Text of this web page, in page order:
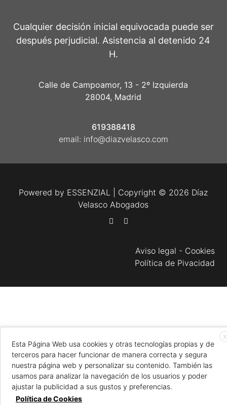
Cualquier decisión inicial equivocada puede ser
después perjudicial. Asistencia al detenido 24
H.
Calle de Campoamor, 13 - 2º Izquierda
28004, Madrid
619388418
email: info@diazvelasco.com
Powered by ESSENZIAL | Copyright © 2026 Díaz
Velasco Abogados
Aviso legal - Cookies
Política de Pivacidad
X
Esta Página Web usa cookies y otras tecnologías propias y de
terceros para hacer funcionar de manera correcta y segura
nuestra página web y personalizar su contenido. También las
usamos para analizar la navegación de los usuarios y poder
ajustar la publicidad a sus gustos y preferencias.
Política de Cookies